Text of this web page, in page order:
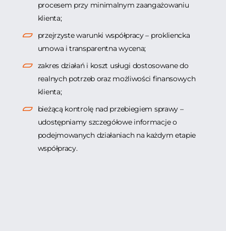
procesem przy minimalnym zaangażowaniu
klienta;
przejrzyste warunki współpracy – prokliencka
umowa i transparentna wycena;
zakres działań i koszt usługi dostosowane do
realnych potrzeb oraz możliwości finansowych
klienta;
bieżącą kontrolę nad przebiegiem sprawy –
udostępniamy szczegółowe informacje o
podejmowanych działaniach na każdym etapie
współpracy.